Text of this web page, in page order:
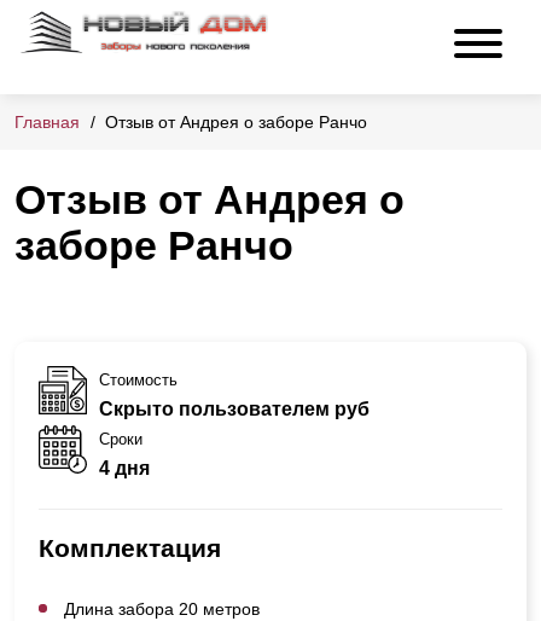
Главная Отзыв от Андрея о заборе Ранчо
Отзыв от Андрея о
заборе Ранчо
Стоимость
Скрыто пользователем руб
Сроки
4 дня
Комплектация
Длина забора 20 метров